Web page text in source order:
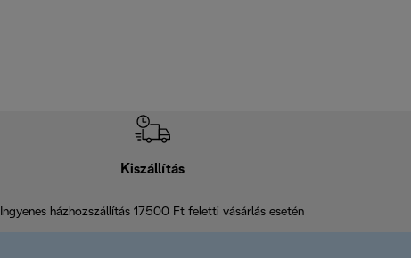
Kiszállítás
Ingyenes házhozszállítás 17500 Ft feletti vásárlás esetén